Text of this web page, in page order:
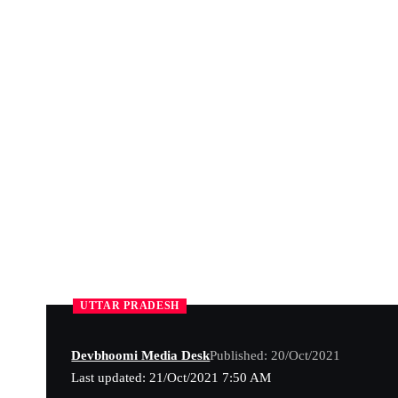
UTTAR PRADESH
Last updated: 21/Oct/2021 7:50 AM
Devbhoomi Media DeskPublished: 20/Oct/2021